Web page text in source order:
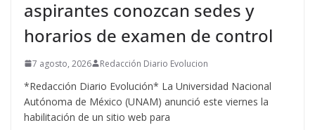
aspirantes conozcan sedes y
horarios de examen de control
7 agosto, 2026 Redacción Diario Evolucion
*Redacción Diario Evolución* La Universidad Nacional
Autónoma de México (UNAM) anunció este viernes la
habilitación de un sitio web para